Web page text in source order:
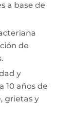
a base de
de
y
10 años de
grietas y